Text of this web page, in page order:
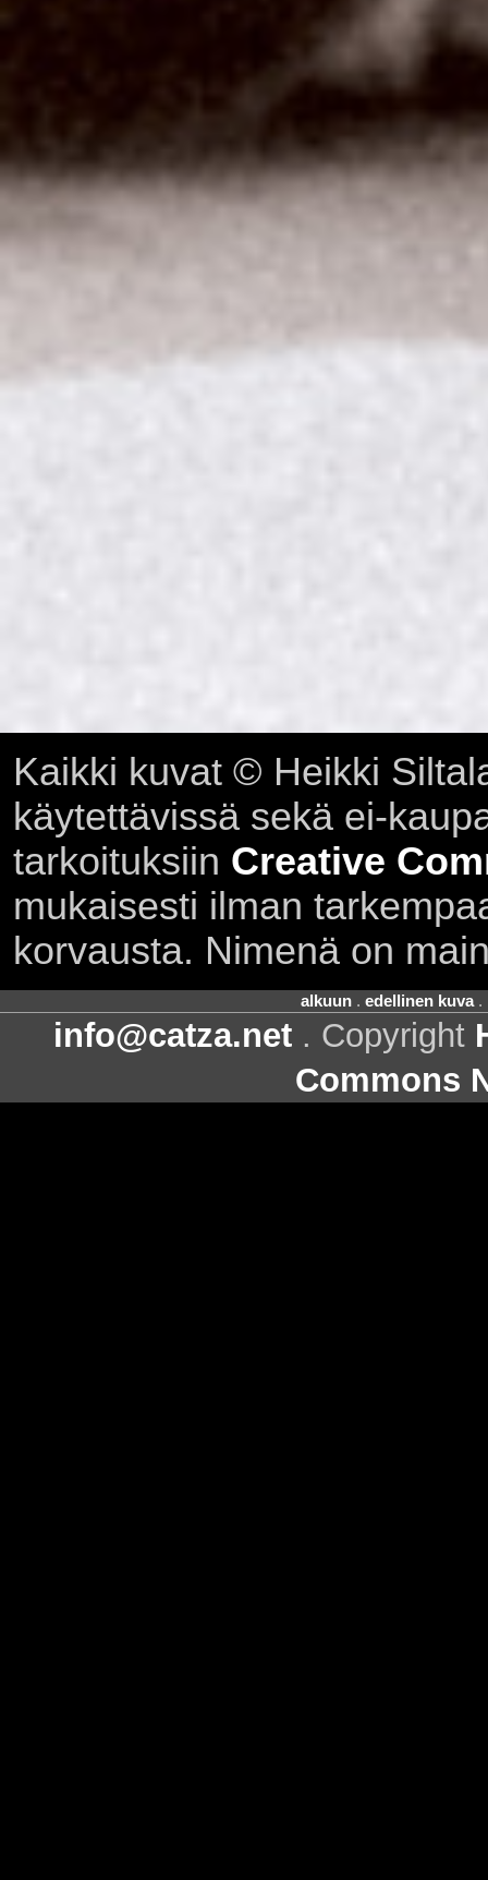
Kaikki kuvat © Heikki
käytettävissä sekä ei-
tarkoituksiin Creative
mukaisesti ilman
korvausta. Nimenä on
alkuun. edellinen kuva.
info@catza.net . Copyright
Commons